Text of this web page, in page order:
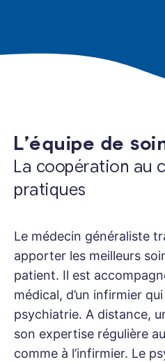
L’équipe de
La coopération au
pratiques
Le médecin généraliste
apporter les meilleurs
patient. Il est
médical, d’un infirmier
psychiatrie. A distance,
son expertise régulière
comme à l’infirmier. Le